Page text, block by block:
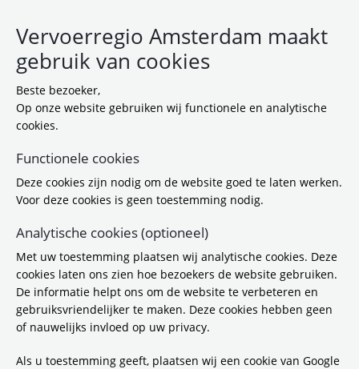
Vervoerregio Amsterdam maakt
gebruik van cookies
Beste bezoeker,
Op onze website gebruiken wij functionele en analytische
cookies.
Functionele cookies
Deze cookies zijn nodig om de website goed te laten werken.
Voor deze cookies is geen toestemming nodig.
Analytische cookies (optioneel)
Met uw toestemming plaatsen wij analytische cookies. Deze
cookies laten ons zien hoe bezoekers de website gebruiken.
De informatie helpt ons om de website te verbeteren en
gebruiksvriendelijker te maken. Deze cookies hebben geen
of nauwelijks invloed op uw privacy.
Als u toestemming geeft, plaatsen wij een cookie van Google